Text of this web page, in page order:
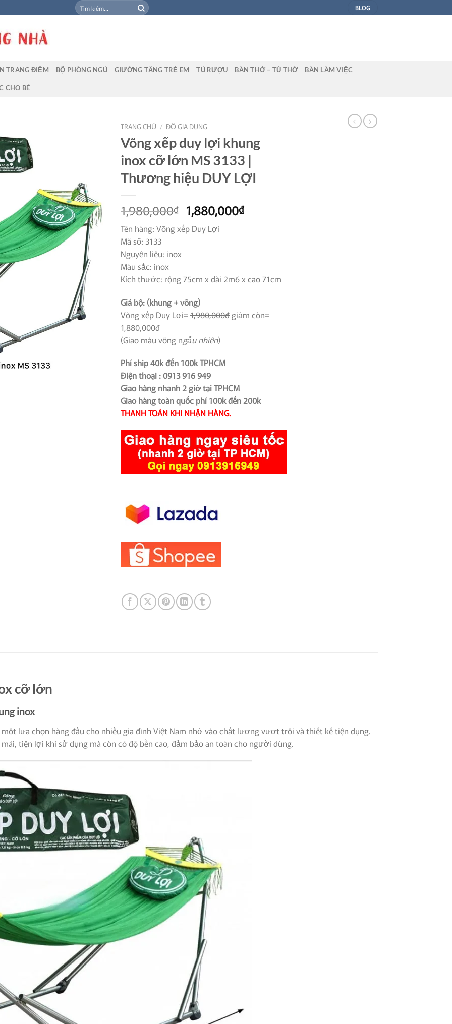
Tìm
kiếm:
BLOG
TRANG ĐIỂM BỘ PHÒNG NGỦ GIƯỜNG TẦNG TRẺ EM TỦ RƯỢU BÀN THỜ – TỦ THỜ BÀN LÀM VIỆC
CHO BÉ
TRANG CHỦ / ĐỒ GIA DỤNG
Võng xếp duy lợi khung
inox cỡ lớn MS 3133 |
Thương hiệu DUY LỢI
1,980,000₫ Giá
gốc
là:
1,880,000₫Giá
Tên hàng: Võng xếp Duy Lợi
Mã số: 3133
Nguyên liệu: inox
Màu sắc: inox
Kích thước: rộng 75cm x dài 2m6 x cao 71cm
Giá bộ: (khung + võng)
Võng xếp Duy Lợi=1,980,000đ giảm còn=
1,880,000đ
(Giao màu võng ngẫu nhiên)
Phí ship 40k đến 100k TPHCM
Điện thoại : 0913 916 949
Giao hàng nhanh 2 giờ tại TPHCM
Giao hàng toàn quốc phí 100k đến 200k
THANH TOÁN KHI NHẬN HÀNG.
cỡ lớn
inox
lựa chọn hàng đầu cho nhiều gia đình Việt Nam nhờ vào chất lượng vượt trội và thiết kế tiện dụng.
tiện lợi khi sử dụng mà còn có độ bền cao, đảm bảo an toàn cho người dùng.